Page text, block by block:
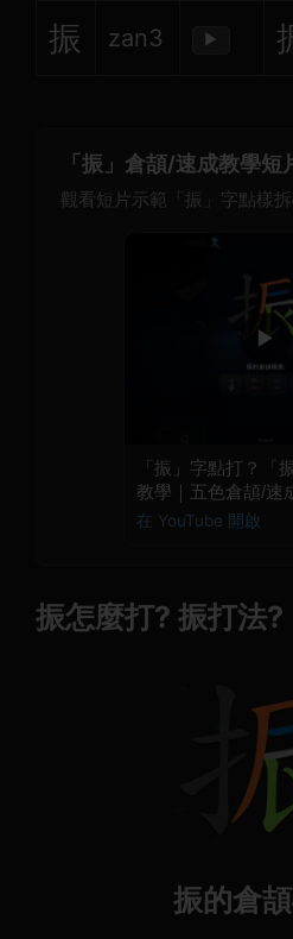
振 zan3 ▶
「振」倉頡/速成教學短
觀看短片示範「振」字點樣拆
▶
「振」字點打？「
教學｜五色倉頡/速
在 YouTube 開啟
振怎麼打? 振打法?
振的倉